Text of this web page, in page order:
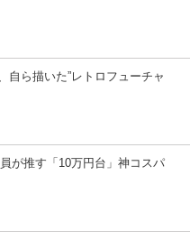
ら描いた”レトロフューチャ
が推す「10万円台」神コスパ